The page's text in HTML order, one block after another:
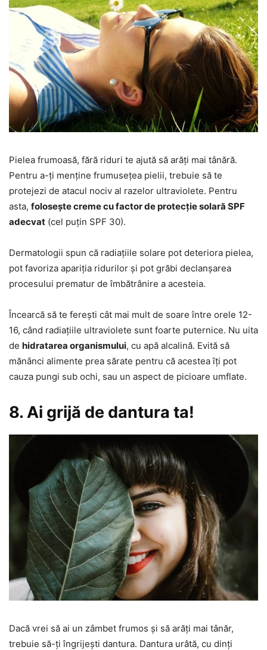
Pielea frumoasă, fără riduri te ajută să arăți mai tânără.
Pentru a-ți menține frumusețea pielii, trebuie să te
protejezi de atacul nociv al razelor ultraviolete. Pentru
asta, folosește creme cu factor de protecție solară SPF
adecvat (cel puțin SPF 30).
Dermatologii spun că radiațiile solare pot deteriora pielea,
pot favoriza apariția ridurilor și pot grăbi declanșarea
procesului prematur de îmbătrânire a acesteia.
Încearcă să te ferești cât mai mult de soare între orele 12-
16, când radiațiile ultraviolete sunt foarte puternice. Nu uita
de hidratarea organismului, cu apă alcalină. Evită să
mănânci alimente prea sărate pentru că acestea îți pot
cauza pungi sub ochi, sau un aspect de picioare umflate.
8. Ai grijă de dantura ta!
Dacă vrei să ai un zâmbet frumos și să arăți mai tânăr,
trebuie să-ți îngrijești dantura. Dantura urâtă, cu dinți